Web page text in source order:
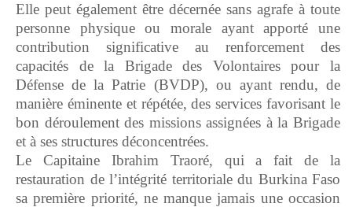
Elle peut également être décernée sans agrafe à toute
personne physique ou morale ayant apporté une
contribution significative au renforcement des
capacités de la Brigade des Volontaires pour la
Défense de la Patrie (BVDP), ou ayant rendu, de
manière éminente et répétée, des services favorisant le
bon déroulement des missions assignées à la Brigade
et à ses structures déconcentrées.
Le Capitaine Ibrahim Traoré, qui a fait de la
restauration de l’intégrité territoriale du Burkina Faso
sa première priorité, ne manque jamais une occasion